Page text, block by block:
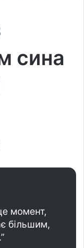
сина
момент,
більшим,